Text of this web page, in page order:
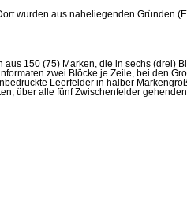
wurden aus naheliegenden Gründen
150 (75) Marken, die in sechs (drei)
zwei Blöcke je Zeile, bei den
Leerfelder in halber
über alle fünf Zwischenfelder